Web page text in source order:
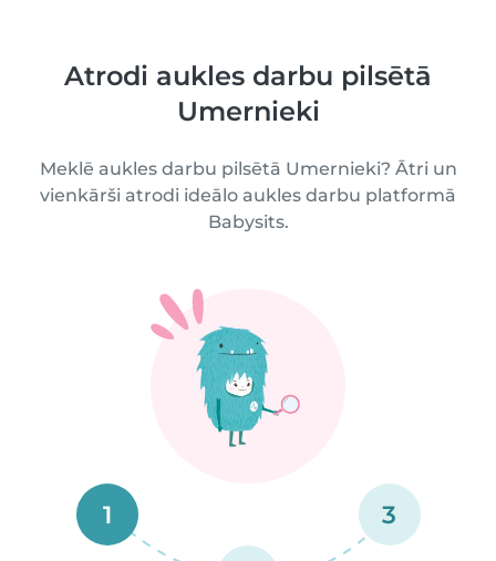
Atrodi aukles darbu pilsētā
Umernieki
Meklē aukles darbu pilsētā Umernieki? Ātri un
vienkārši atrodi ideālo aukles darbu platformā
Babysits.
1 3